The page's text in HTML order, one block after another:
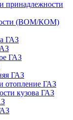
принадлежности
(ВОМ/КОМ)
ГАЗ
ГАЗ
ГАЗ
отопление ГАЗ
кузова ГАЗ